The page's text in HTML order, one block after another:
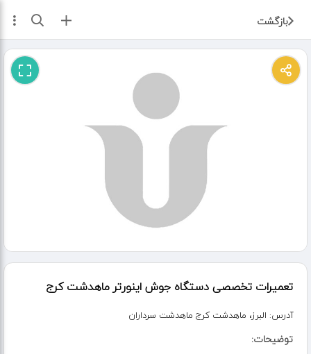
بازگشت ثبت آگهی
تعمیرات تخصصی دستگاه جوش اینورتر ماهدشت کرج
آدرس: البرز، ماهدشت کرج ماهدشت سرداران
توضیحات: